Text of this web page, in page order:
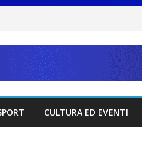
CULTURA ED EVENTI